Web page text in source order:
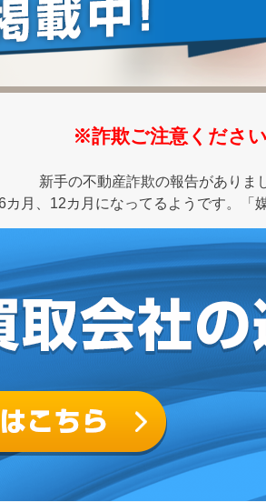
※詐欺ご注意ください
新手の不動産詐欺の報告がありま
月、12カ月になってるようです。「